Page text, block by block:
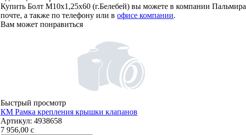
Купить Болт М10х1,25х60 (г.Белебей) вы можете в компании Пальмира
почте, а также по телефону или в офисе компании.
Вам может понравиться
Быстрый просмотр
КМ Рамка крепления крышки клапанов
Артикул: 4938658
7 956,00 c